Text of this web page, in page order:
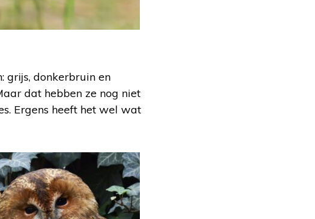
grijs, donkerbruin en
dat hebben ze nog niet
Ergens heeft het wel wat